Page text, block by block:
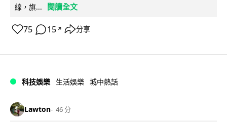
線，旗...
閱讀全文
75 15 ↗ 分享
科技娛樂 生活娛樂 城中熱話
Lawton 46 分